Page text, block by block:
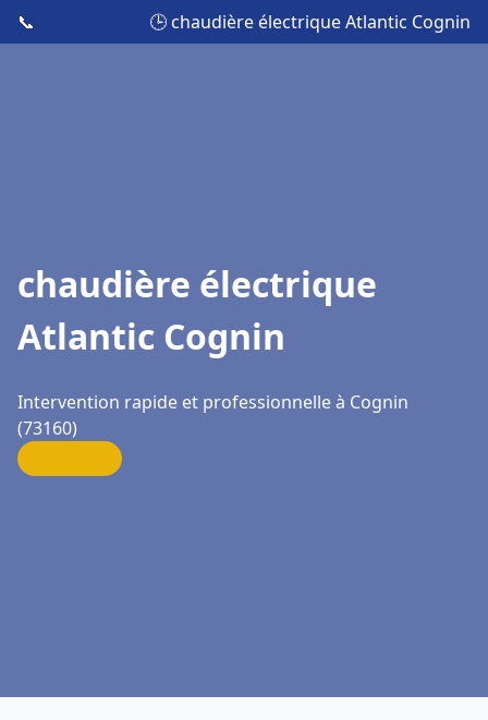
📞 🕒 chaudière électrique Atlantic Cognin
chaudière électrique
Atlantic Cognin
Intervention rapide et professionnelle à Cognin
(73160)